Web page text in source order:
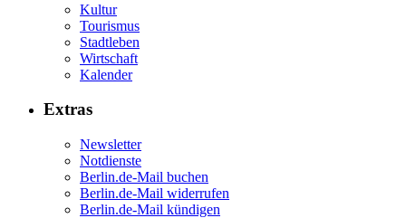
Kultur
Tourismus
Stadtleben
Wirtschaft
Kalender
Extras
Newsletter
Notdienste
Berlin.de-Mail buchen
Berlin.de-Mail widerrufen
Berlin.de-Mail kündigen